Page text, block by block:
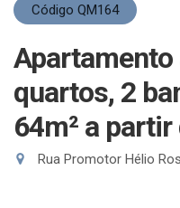
Código QM164
Apartamento
quartos, 2
64m² a partir
Rua Promotor Hélio